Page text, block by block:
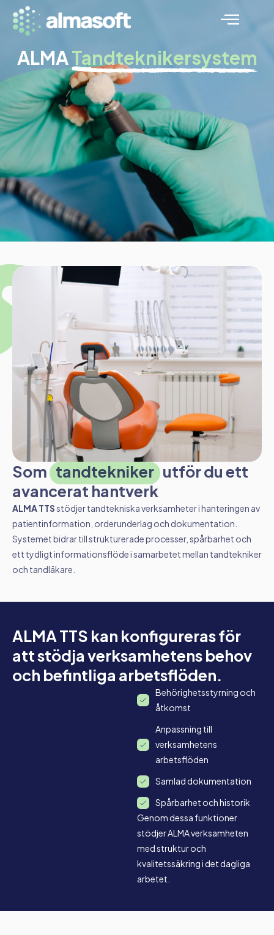
ALMATandteknikersystem
Som tandtekniker utför du ett
avancerat hantverk
ALMA TTSstödjer tandtekniska verksamheter i hanteringen av
patientinformation, orderunderlag och dokumentation.
Systemet bidrar till strukturerade processer, spårbarhet och
ett tydligt informationsflöde i samarbetet mellan tandtekniker
och tandläkare.
ALMA TTS kan konfigureras för
att stödja verksamhetens behov
och befintliga arbetsflöden.
Behörighetsstyrning och
åtkomst
Anpassning till
verksamhetens
arbetsflöden
Samlad dokumentation
Spårbarhet och historik
Genom dessa funktioner
stödjer ALMA verksamheten
med struktur och
kvalitetssäkring i det dagliga
arbetet.